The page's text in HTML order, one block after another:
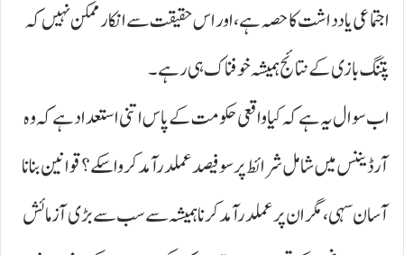
اجتماعی یادداشت کا حصہ ہے، اور اس حقیقت سے انکار ممکن نہیں کہ
پتنگ بازی کے نتائج ہمیشہ خوفناک ہی رہے۔
اب سوال یہ ہے کہ کیا واقعی حکومت کے پاس اتنی استعداد ہے کہ وہ
آرڈیننس میں شامل شرائط پر سو فیصد عملدرآمد کروا سکے؟ قوانین بنانا
آسان سہی، مگر ان پر عملدرآمد کرنا ہمیشہ سے سب سے بڑی آزمائش